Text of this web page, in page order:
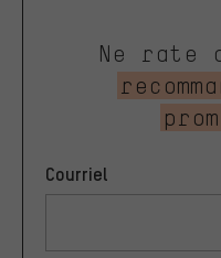
Ne rate
Courriel